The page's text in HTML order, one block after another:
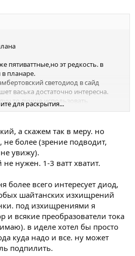
пятиваттные,но эт редкость. в
планаре.
светодиод в сайд
васька достаточно интересна.
то лучше использовать
carclo это очень интересная штука,я
для раскрытия...
а скажем так в меру. но
более (зрение подводит,
увижу).
нужен. 1-3 ватт хватит.
более всего интересует диод,
шайтанских изхищрений
под изхищрениями я
и всякие преобразователи тока
в иделе хотел бы просто
куда надо и все. ну может
подпилить.